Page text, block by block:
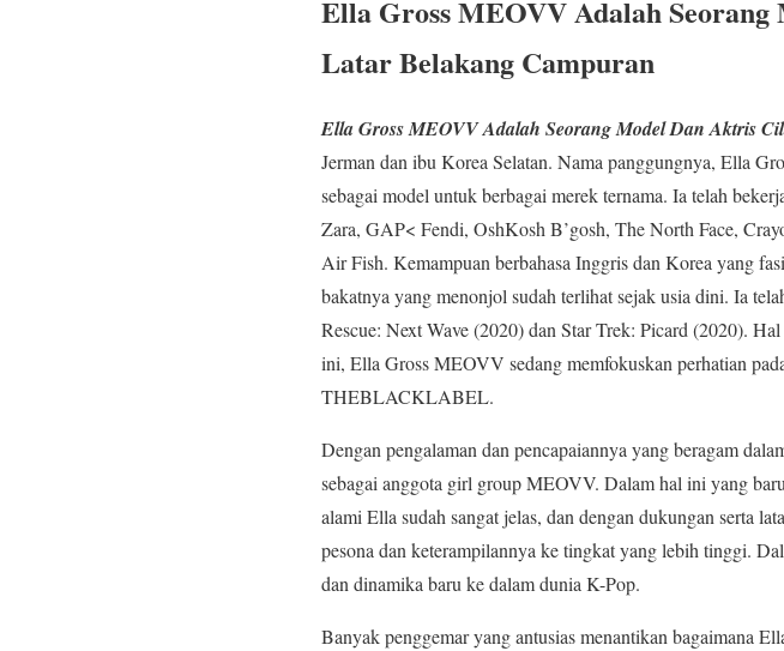
Ella Gross MEOVV Adalah
Latar Belakang Campuran
Ella Gross MEOVV Adalah Seorang Model Dan Aktris
Jerman dan ibu Korea Selatan. Nama panggungnya, Ella
sebagai model untuk berbagai merek ternama. Ia telah
Zara, GAP< Fendi, OshKosh B’gosh, The North Face,
Air Fish. Kemampuan berbahasa Inggris dan Korea yang
bakatnya yang menonjol sudah terlihat sejak usia dini. Ia
Rescue: Next Wave (2020) dan Star Trek: Picard (2020).
ini, Ella Gross MEOVV sedang memfokuskan perhatian
THEBLACKLABEL.
Dengan pengalaman dan pencapaiannya yang beragam
sebagai anggota girl group MEOVV. Dalam hal ini yang
alami Ella sudah sangat jelas, dan dengan dukungan serta
pesona dan keterampilannya ke tingkat yang lebih tinggi.
dan dinamika baru ke dalam dunia K-Pop.
Banyak penggemar yang antusias menantikan bagaimana